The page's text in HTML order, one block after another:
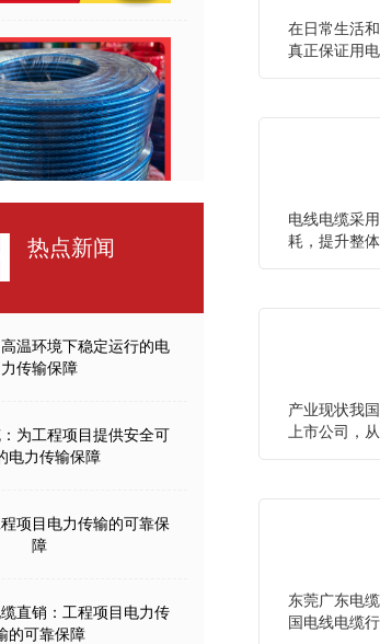
热点新闻
温环境下稳定运行的电
力传输保障
为工程项目提供安全可
电力传输保障
项目电力传输的可靠保
障
直销：工程项目电力传
的可靠保障
在日常生活
真正保证用
电线电缆采
耗，提升整
产业现状我
上市公司，
东莞广东电
国电线电缆